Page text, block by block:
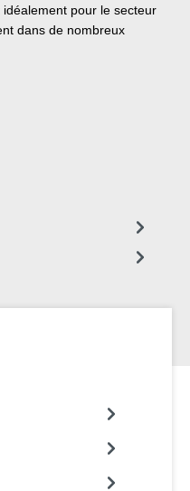
pour le secteur
dans de nombreux